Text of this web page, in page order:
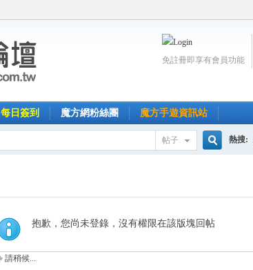
免註冊即享有會員功能
每日簽到 魔方網粉絲團 魔方手遊資訊站
帖子
索
熱搜:
抱歉，您尚未登錄，沒有權限在該版塊回帖
請稍候...